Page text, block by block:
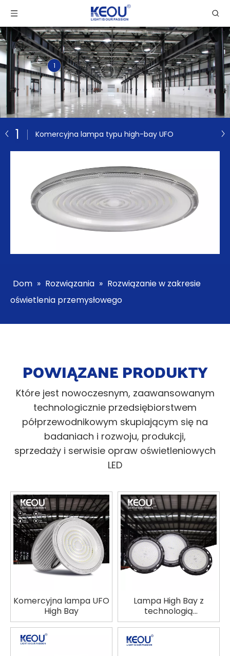
1
1 Komercyjna lampa typu high-bay UFO
Dom » Rozwiązania » Rozwiązanie w zakresie
oświetlenia przemysłowego
POWIĄZANE PRODUKTY
Które jest nowoczesnym, zaawansowanym
technologicznie przedsiębiorstwem
półprzewodnikowym skupiającym się na
badaniach i rozwoju, produkcji,
sprzedaży i serwisie opraw oświetleniowych
LED
Komercyjna lampa UFO
High Bay
Lampa High Bay z
technologią
Connected Lens